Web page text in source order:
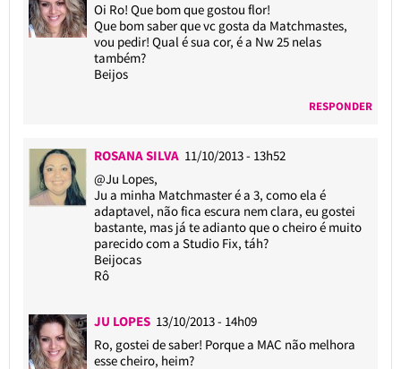
Oi Ro! Que bom que gostou flor!
Que bom saber que vc gosta da Matchmastes,
vou pedir! Qual é sua cor, é a Nw 25 nelas
também?
Beijos
RESPONDER
ROSANA SILVA 11/10/2013 - 13h52
@Ju Lopes,
Ju a minha Matchmaster é a 3, como ela é
adaptavel, não fica escura nem clara, eu gostei
bastante, mas já te adianto que o cheiro é muito
parecido com a Studio Fix, táh?
Beijocas
Rô
JU LOPES 13/10/2013 - 14h09
Ro, gostei de saber! Porque a MAC não melhora
esse cheiro, heim?